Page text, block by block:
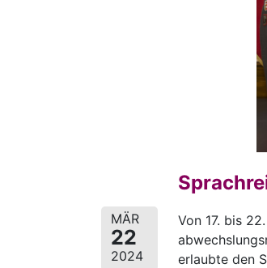
MÄR
22
2024
Von 17. bis
erlaubte den